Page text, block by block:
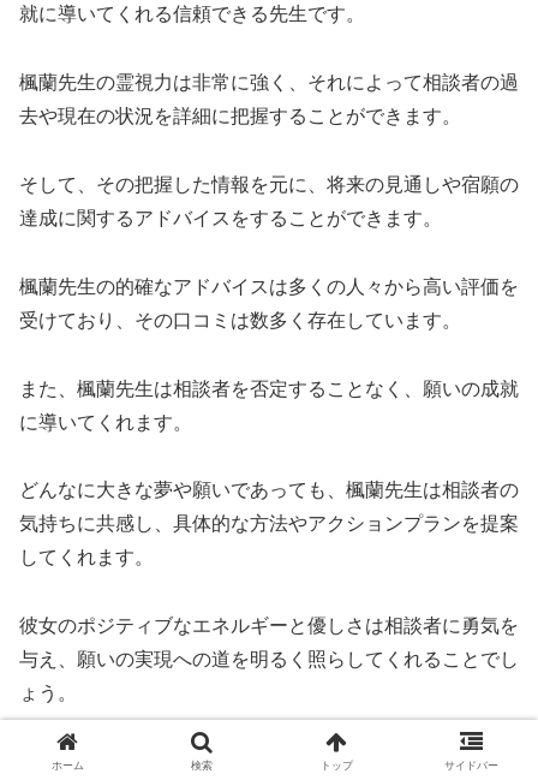
就に導いてくれる信頼できる先生です。
楓蘭先生の霊視力は非常に強く、それによって相談者の過
去や現在の状況を詳細に把握することができます。
そして、その把握した情報を元に、将来の見通しや宿願の
達成に関するアドバイスをすることができます。
楓蘭先生の的確なアドバイスは多くの人々から高い評価を
受けており、その口コミは数多く存在しています。
また、楓蘭先生は相談者を否定することなく、願いの成就
に導いてくれます。
どんなに大きな夢や願いであっても、楓蘭先生は相談者の
気持ちに共感し、具体的な方法やアクションプランを提案
してくれます。
彼女のポジティブなエネルギーと優しさは相談者に勇気を
与え、願いの実現への道を明るく照らしてくれることでし
ょう。
電話占いヴェルニの楓蘭（ふらん）先生は、霊視力の強さ
ホーム 検索 トップ サイドバー